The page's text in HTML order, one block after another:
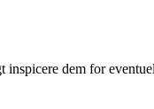
dem for